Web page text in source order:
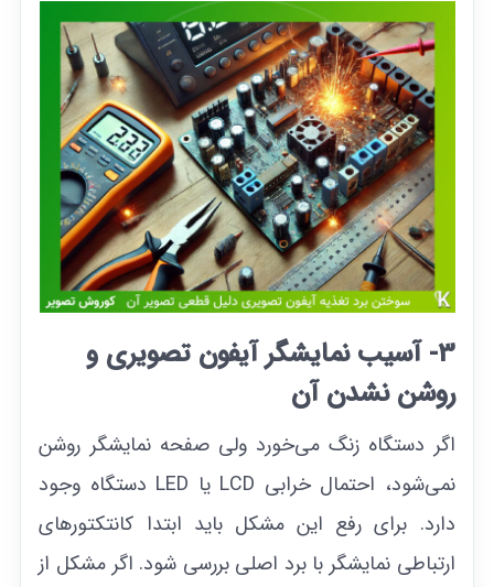
3- آسیب نمایشگر آیفون تصویری و
روشن نشدن آن
اگر دستگاه زنگ می‌خورد ولی صفحه نمایشگر روشن
نمی‌شود، احتمال خرابی LCD یا LED دستگاه وجود
دارد. برای رفع این مشکل باید ابتدا کانتکتور‌های
ارتباطی نمایشگر با برد اصلی بررسی شود. اگر مشکل از